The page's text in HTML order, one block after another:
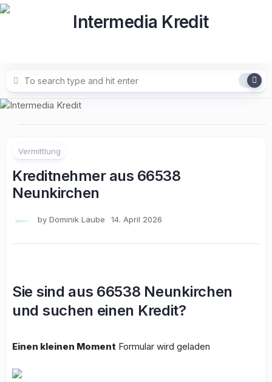
Skip
Vermittlung
Kreditnehmer aus 66538
Neunkirchen
by Dominik Laube 14. April 2026
Sie sind aus 66538 Neunkirchen
und suchen einen Kredit?
Einen kleinen Moment Formular wird geladen